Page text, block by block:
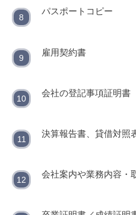
パスポートコピー
雇用契約書
会社の登記事項証明書
決算報告書、貸借対照
会社案内や業務内容・